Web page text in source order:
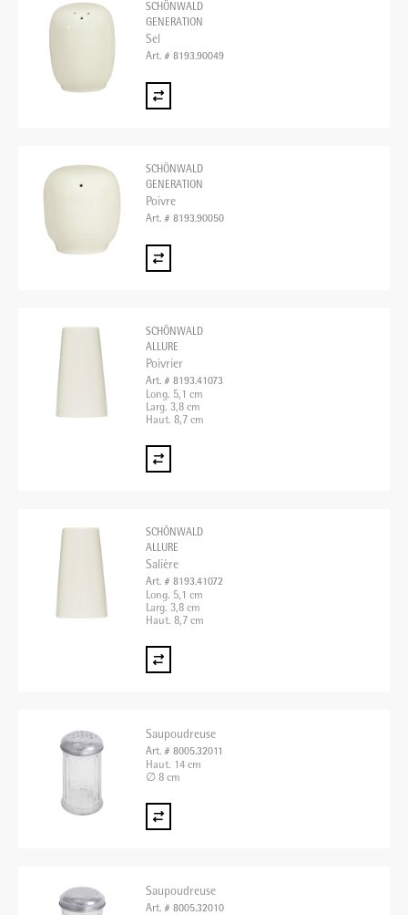
SCHÖNWALD
GENERATION
Sel
Art. # 8193.90049
SCHÖNWALD
GENERATION
Poivre
Art. # 8193.90050
SCHÖNWALD
ALLURE
Poivrier
Art. # 8193.41073
Long. 5,1 cm
Larg. 3,8 cm
Haut. 8,7 cm
SCHÖNWALD
ALLURE
Salière
Art. # 8193.41072
Long. 5,1 cm
Larg. 3,8 cm
Haut. 8,7 cm
Saupoudreuse
Art. # 8005.32011
Haut. 14 cm
∅ 8 cm
Saupoudreuse
Art. # 8005.32010